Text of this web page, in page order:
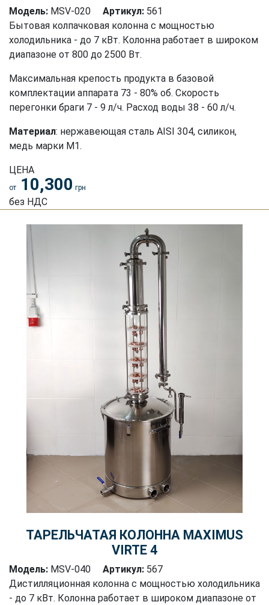
Модель: MSV-020 Артикул: 561
Бытовая колпачковая колонна с мощностью
холодильника - до 7 кВт. Колонна работает в широком
диапазоне от 800 до 2500 Вт.
Максимальная крепость продукта в базовой
комплектации аппарата 73 - 80% об. Скорость
перегонки браги 7 - 9 л/ч. Расход воды 38 - 60 л/ч.
Материал: нержавеющая сталь АISI 304, силикон,
медь марки М1.
ЦЕНА
от 10,300 грн
без НДС
ТАРЕЛЬЧАТАЯ КОЛОННА MAXIMUS
VIRTE 4
Модель: MSV-040 Артикул: 567
Дистилляционная колонна с мощностью холодильника
- до 7 кВт. Колонна работает в широком диапазоне от